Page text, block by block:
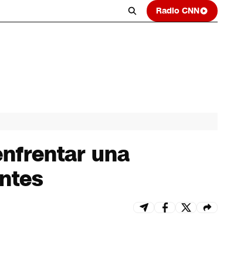
Radio CNN
una